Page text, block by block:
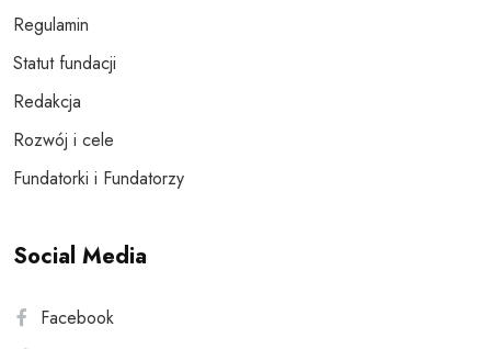
Regulamin
Statut fundacji
Redakcja
Rozwój i cele
Fundatorki i Fundatorzy
Social Media
Facebook